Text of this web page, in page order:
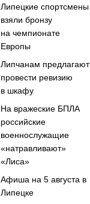
Липецкие спортсмены
взяли бронзу
на чемпионате
Европы
Липчанам предлагают
провести ревизию
в шкафу
На вражеские БПЛА
российские
военнослужащие
«натравливают»
«Лиса»
Афиша на 5 августа в
Липецке